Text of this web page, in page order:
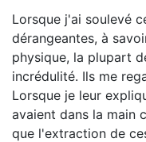
Lorsque j'ai soulevé
dérangeantes, à
physique, la plupart
incrédulité. Ils me
Lorsque je leur
avaient dans la main
que l'extraction de